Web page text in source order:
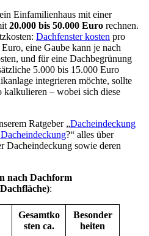
Einfamilienhaus mit einer
20.000 bis 50.000 Euro rechnen.
Dachfenster kosten pro
eine Gaube kann je nach
und für eine Dachbegrünung
5.000 bis 15.000 Euro
integrieren möchte, sollte
– wobei sich diese
Ratgeber „Dacheindeckung
?“ alles über
Dacheindeckung sowie deren
nach Dachform
:
Gesamtko
sten ca.
Besonder
heiten